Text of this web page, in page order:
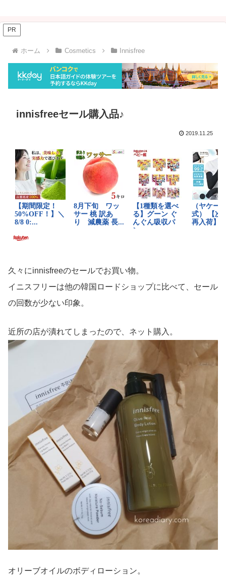
PR
ホーム Cosmetics Innisfree
innisfreeセール購入品♪
2019.11.25
久々にinnisfreeのセールでお買い物。
イニスフリーは他の韓国ロードショップに比べて、セール
の回数が少ない印象。
近所の店が潰れてしまったので、ネット購入。
オリーブオイルのボディローション。